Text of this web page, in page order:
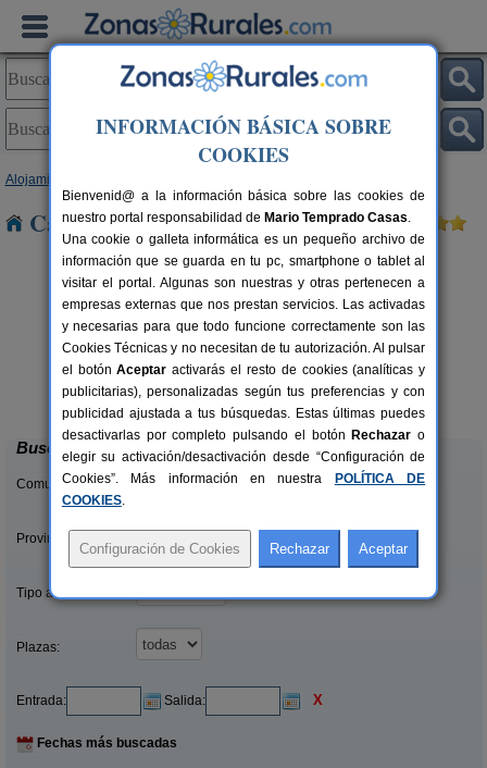
Alojamientos
Casas Rurales cerca de San Juan
40 pers.
desde60 €
Hotel Rural Casablanca
Los Realejos (Tenerife)
Buscar
Comunidades:
Provincias/Islas:
Tipo alquiler:
Plazas:
Entrada: Salida: X
Fechas más buscadas
INFORMACIÓN BÁSICA SOBRE
COOKIES
Bienvenid@ a la información básica sobre las cookies de
nuestro portal responsabilidad de Mario Temprado Casas.
Una cookie o galleta informática es un pequeño archivo de
información que se guarda en tu pc, smartphone o tablet al
visitar el portal. Algunas son nuestras y otras pertenecen a
empresas externas que nos prestan servicios. Las activadas
y necesarias para que todo funcione correctamente son las
Cookies Técnicas y no necesitan de tu autorización. Al pulsar
el botónAceptar activarás el resto de cookies (analíticas y
publicitarias), personalizadas según tus preferencias y con
publicidad ajustada a tus búsquedas. Estas últimas puedes
desactivarlas por completo pulsando el botón Rechazar o
elegir su activación/desactivación desde “Configuración de
Cookies”. Más información en nuestra
POLÍTICA DE
COOKIES.